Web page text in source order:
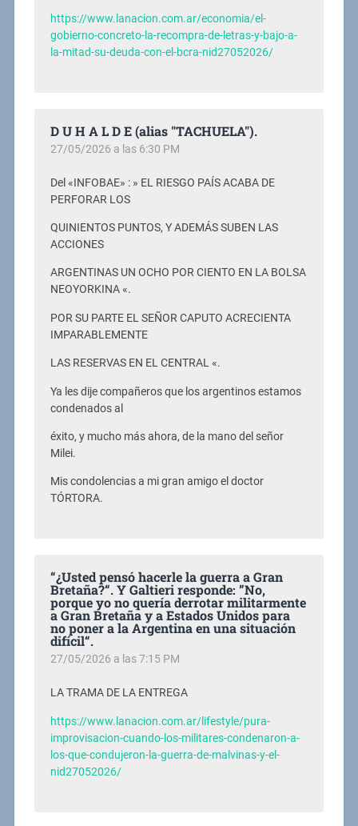
https://www.lanacion.com.ar/economia/el-
gobierno-concreto-la-recompra-de-letras-y-bajo-a-
la-mitad-su-deuda-con-el-bcra-nid27052026/
D U H A L D E (alias "TACHUELA").
27/05/2026 a las 6:30 PM
Del «INFOBAE» : » EL RIESGO PAÍS ACABA DE
PERFORAR LOS
QUINIENTOS PUNTOS, Y ADEMÁS SUBEN LAS
ACCIONES
ARGENTINAS UN OCHO POR CIENTO EN LA BOLSA
NEOYORKINA «.
POR SU PARTE EL SEÑOR CAPUTO ACRECIENTA
IMPARABLEMENTE
LAS RESERVAS EN EL CENTRAL «.
Ya les dije compañeros que los argentinos estamos
condenados al
éxito, y mucho más ahora, de la mano del señor
Milei.
Mis condolencias a mi gran amigo el doctor
TÓRTORA.
“¿Usted pensó hacerle la guerra a Gran
Bretaña?“. Y Galtieri responde: ”No,
porque yo no quería derrotar militarmente
a Gran Bretaña y a Estados Unidos para
no poner a la Argentina en una situación
difícil“.
27/05/2026 a las 7:15 PM
LA TRAMA DE LA ENTREGA
https://www.lanacion.com.ar/lifestyle/pura-
improvisacion-cuando-los-militares-condenaron-a-
los-que-condujeron-la-guerra-de-malvinas-y-el-
nid27052026/